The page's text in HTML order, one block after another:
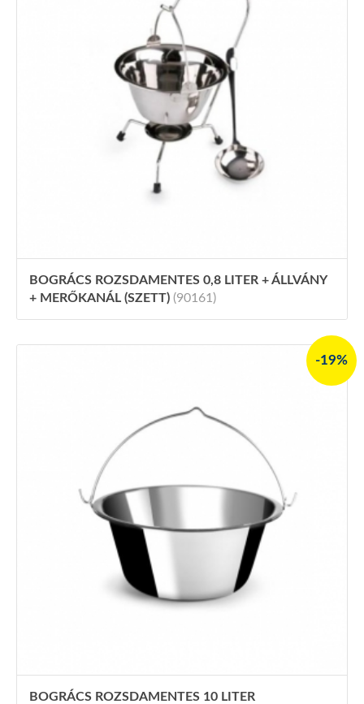
BOGRÁCS ROZSDAMENTES 0,8 LITER + ÁLLVÁNY
+ MERŐKANÁL (SZETT) (90161)
-19%
BOGRÁCS ROZSDAMENTES 10 LITER